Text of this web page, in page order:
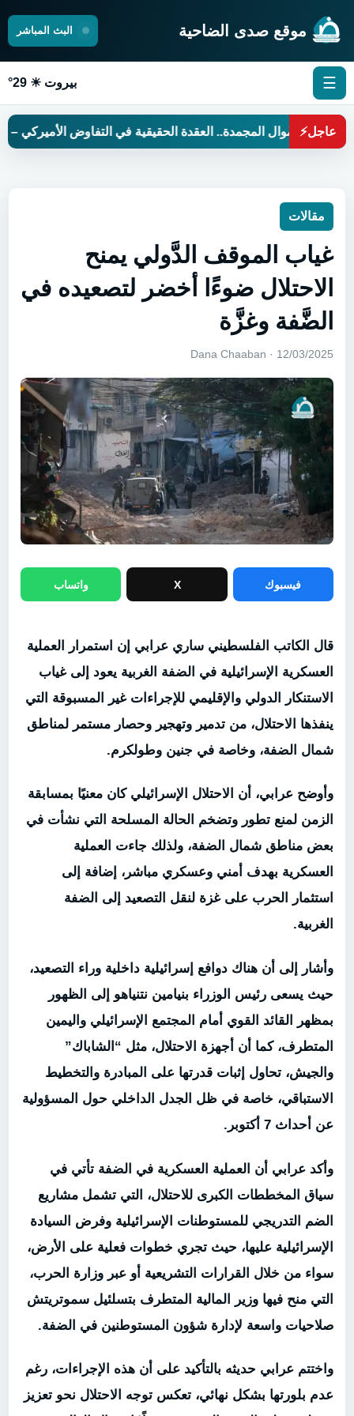
موقع صدى الضاحية البث المباشر
☰ بيروت ☀ 29°
عاجل⚡
الأموال المجمدة.. العقدة الحقيقية في التفاوض الأميركي – الإيراني
مقالات
غياب الموقف الدَّولي يمنح
الاحتلال ضوءًا أخضر لتصعيده في
الضَّفة وغزَّة
12/03/2025 · Dana Chaaban
فيسبوك X واتساب
قال الكاتب الفلسطيني ساري عرابي إن استمرار العملية
العسكرية الإسرائيلية في الضفة الغربية يعود إلى غياب
الاستنكار الدولي والإقليمي للإجراءات غير المسبوقة التي
ينفذها الاحتلال، من تدمير وتهجير وحصار مستمر لمناطق
شمال الضفة، وخاصة في جنين وطولكرم.
وأوضح عرابي، أن الاحتلال الإسرائيلي كان معنيًا بمسابقة
الزمن لمنع تطور وتضخم الحالة المسلحة التي نشأت في
بعض مناطق شمال الضفة، ولذلك جاءت العملية
العسكرية بهدف أمني وعسكري مباشر، إضافة إلى
استثمار الحرب على غزة لنقل التصعيد إلى الضفة
الغربية.
وأشار إلى أن هناك دوافع إسرائيلية داخلية وراء التصعيد،
حيث يسعى رئيس الوزراء بنيامين نتنياهو إلى الظهور
بمظهر القائد القوي أمام المجتمع الإسرائيلي واليمين
المتطرف، كما أن أجهزة الاحتلال، مثل “الشاباك”
والجيش، تحاول إثبات قدرتها على المبادرة والتخطيط
الاستباقي، خاصة في ظل الجدل الداخلي حول المسؤولية
عن أحداث 7 أكتوبر.
وأكد عرابي أن العملية العسكرية في الضفة تأتي في
سياق المخططات الكبرى للاحتلال، التي تشمل مشاريع
الضم التدريجي للمستوطنات الإسرائيلية وفرض السيادة
الإسرائيلية عليها، حيث تجري خطوات فعلية على الأرض،
سواء من خلال القرارات التشريعية أو عبر وزارة الحرب،
التي منح فيها وزير المالية المتطرف بتسلئيل سموتريتش
صلاحيات واسعة لإدارة شؤون المستوطنين في الضفة.
واختتم عرابي حديثه بالتأكيد على أن هذه الإجراءات، رغم
عدم بلورتها بشكل نهائي، تعكس توجه الاحتلال نحو تعزيز